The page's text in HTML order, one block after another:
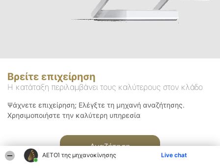
ΑΕΤΟΊ της μηχανοκίνησης Live chat
Βρείτε επιχείρηση
Η κατάταξη περιλαμβάνει τους καλύτερους στον κλάδο
Ψάχνετε επιχείρηση; Ελέγξτε τη μηχανή αναζήτησης.
Χρησιμοποιήστε την καλύτερη υπηρεσία
Αναζήτηση